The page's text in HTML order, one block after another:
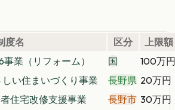
度名 区分
上限額
業（リフォーム）
国
100万円
い住まいづくり事業
長野県 20万円
住宅改修支援事業
長野市 30万円